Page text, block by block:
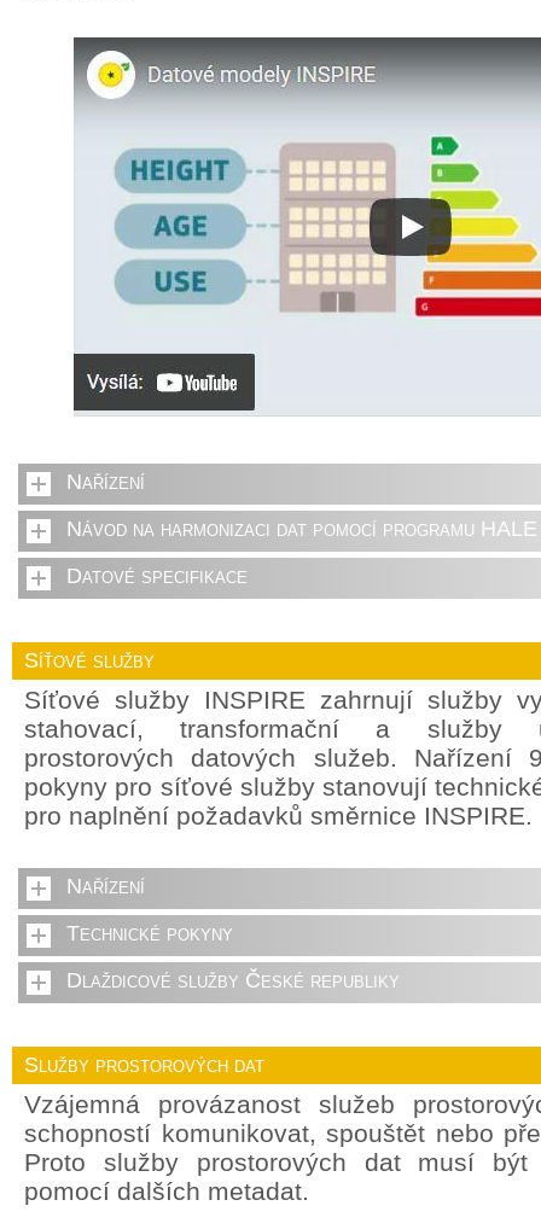
Nařízení
Návod na harmonizaci dat pomocí programu
Datové specifikace
Síťové služby
Síťové služby INSPIRE zahrnují služby
stahovací, transformační a služby
prostorových datových služeb. Nařízení
pokyny pro síťové služby stanovují
pro naplnění požadavků směrnice INSPIRE.
Nařízení
Technické pokyny
Dlaždicové služby České republiky
Služby prostorových dat
Vzájemná provázanost služeb
schopností komunikovat, spouštět nebo
Proto služby prostorových dat musí být
pomocí dalších metadat.